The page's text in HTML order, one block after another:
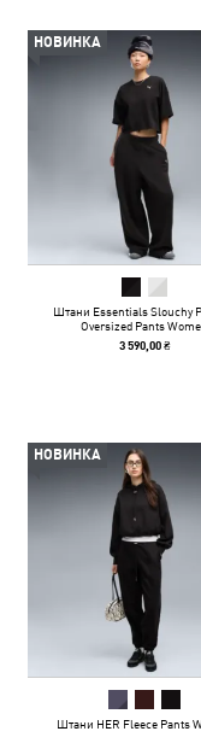
НОВИНКА
Штани Essentials Slouchy
Oversized Pants
3 590,00 ₴
НОВИНКА
Штани HER Fleece Pants